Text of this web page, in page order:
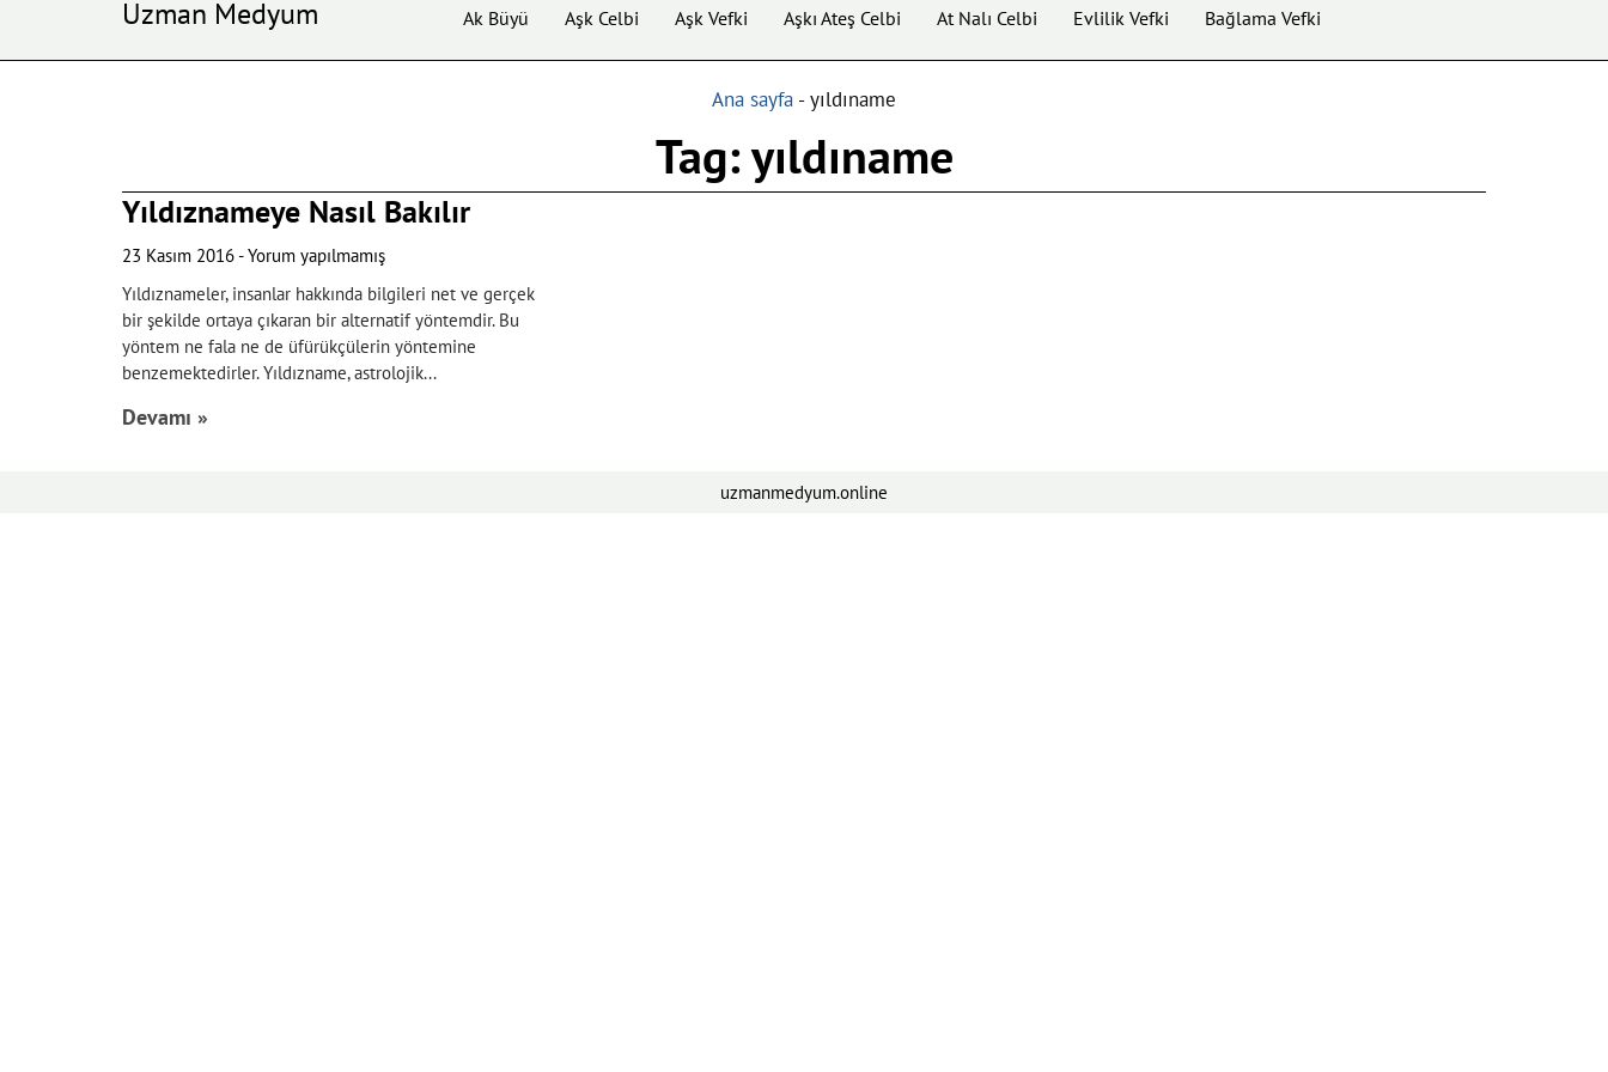
Uzman Medyum Ak Büyü Aşk Celbi Aşk Vefki Aşkı Ateş Celbi At Nalı Celbi Evlilik Vefki Bağlama Vefki
Ana sayfa -yıldıname
Tag: yıldıname
Yıldıznameye Nasıl Bakılır
23 Kasım 2016 Yorum yapılmamış
Yıldıznameler, insanlar hakkında bilgileri net ve gerçek
bir şekilde ortaya çıkaran bir alternatif yöntemdir. Bu
yöntem ne fala ne de üfürükçülerin yöntemine
benzemektedirler. Yıldızname, astrolojik
Devamı »
uzmanmedyum.online